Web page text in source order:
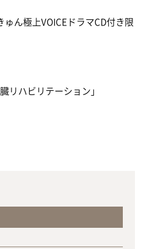
ゅん極上VOICEドラマCD付き限
リハビリテーション」